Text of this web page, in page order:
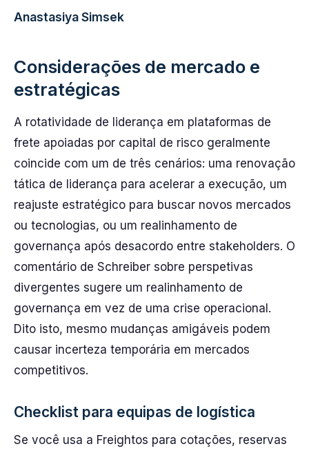
Anastasiya Simsek
Considerações de mercado e
estratégicas
A rotatividade de liderança em plataformas de
frete apoiadas por capital de risco geralmente
coincide com um de três cenários: uma renovação
tática de liderança para acelerar a execução, um
reajuste estratégico para buscar novos mercados
ou tecnologias, ou um realinhamento de
governança após desacordo entre stakeholders. O
comentário de Schreiber sobre perspetivas
divergentes sugere um realinhamento de
governança em vez de uma crise operacional.
Dito isto, mesmo mudanças amigáveis podem
causar incerteza temporária em mercados
competitivos.
Checklist para equipas de logística
Se você usa a Freightos para cotações, reservas